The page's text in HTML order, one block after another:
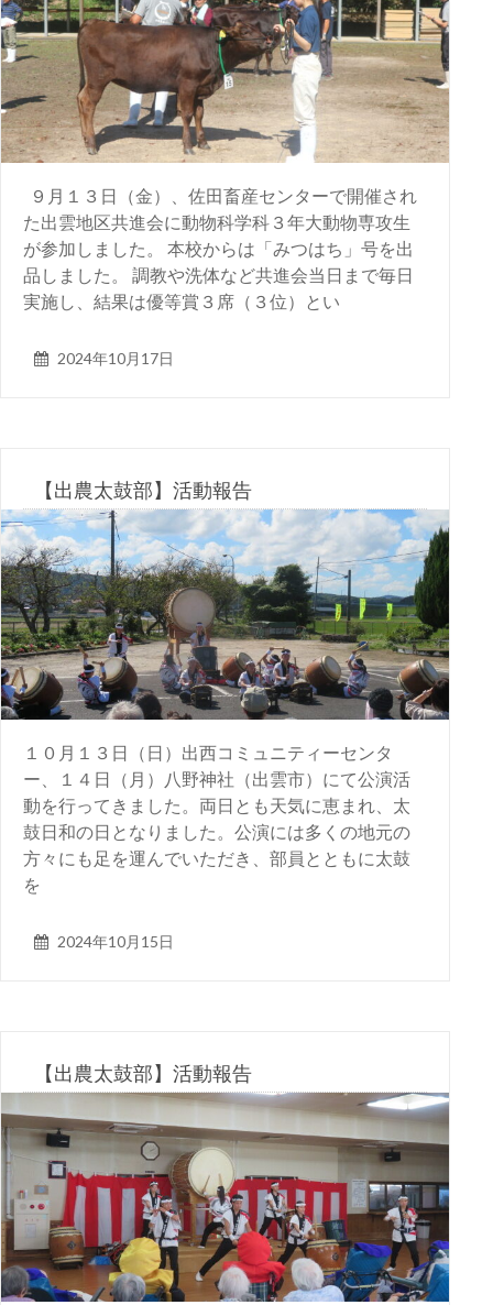
９月１３日（金）、佐田畜産センターで開催され
た出雲地区共進会に動物科学科３年大動物専攻生
が参加しました。 本校からは「みつはち」号を出
品しました。 調教や洗体など共進会当日まで毎日
実施し、結果は優等賞３席（３位）とい
2024年10月17日
【出農太鼓部】活動報告
１０月１３日（日）出西コミュニティーセンタ
ー、１４日（月）八野神社（出雲市）にて公演活
動を行ってきました。両日とも天気に恵まれ、太
鼓日和の日となりました。公演には多くの地元の
方々にも足を運んでいただき、部員とともに太鼓
を
2024年10月15日
【出農太鼓部】活動報告